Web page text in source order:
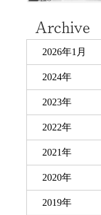
2026年1月
2024年
2023年
2022年
2021年
2020年
2019年